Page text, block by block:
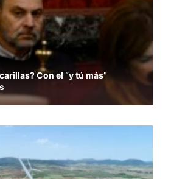
Con el “y tú más”